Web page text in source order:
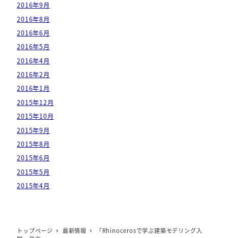
2016年9月
2016年8月
2016年6月
2016年5月
2016年4月
2016年2月
2016年1月
2015年12月
2015年10月
2015年9月
2015年8月
2015年6月
2015年5月
2015年4月
トップページ 最新情報
「Rhinocerosで学ぶ建築モデリング入